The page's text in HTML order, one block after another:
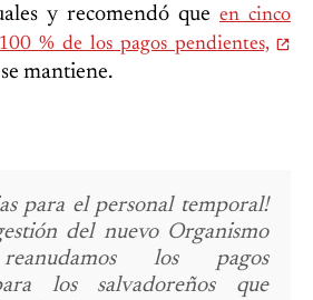
y recomendó que en cinco
% de los pagos pendientes,
mantiene.
para el personal temporal!
del nuevo Organismo
los pagos
los salvadoreños que